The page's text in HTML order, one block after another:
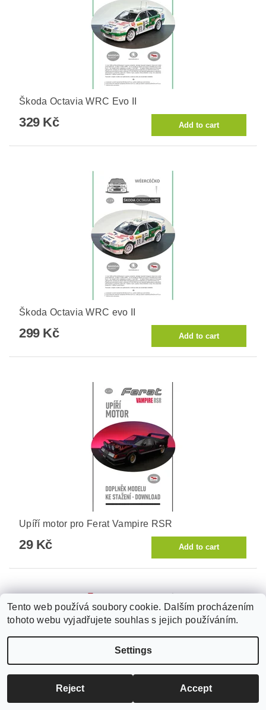
Škoda Octavia WRC Evo II
329 Kč
Škoda Octavia WRC evo II
299 Kč
Upíří motor pro Ferat Vampire RSR
29 Kč
Tento web používá soubory cookie. Dalším procházením
tohoto webu vyjadřujete souhlas s jejich používáním.
Settings
Reject Accept